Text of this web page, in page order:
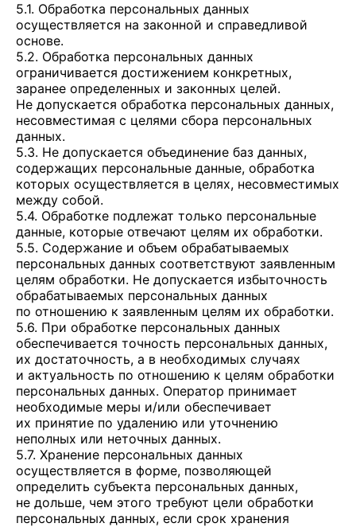
5.1. Обработка персональных данных
осуществляется на законной и справедливой
основе.
5.2. Обработка персональных данных
ограничивается достижением конкретных,
заранее определенных и законных целей.
Не допускается обработка персональных данных,
несовместимая с целями сбора персональных
данных.
5.3. Не допускается объединение баз данных,
содержащих персональные данные, обработка
которых осуществляется в целях, несовместимых
между собой.
5.4. Обработке подлежат только персональные
данные, которые отвечают целям их обработки.
5.5. Содержание и объем обрабатываемых
персональных данных соответствуют заявленным
целям обработки. Не допускается избыточность
обрабатываемых персональных данных
по отношению к заявленным целям их обработки.
5.6. При обработке персональных данных
обеспечивается точность персональных данных,
их достаточность, а в необходимых случаях
и актуальность по отношению к целям обработки
персональных данных. Оператор принимает
необходимые меры и/или обеспечивает
их принятие по удалению или уточнению
неполных или неточных данных.
5.7. Хранение персональных данных
осуществляется в форме, позволяющей
определить субъекта персональных данных,
не дольше, чем этого требуют цели обработки
персональных данных, если срок хранения